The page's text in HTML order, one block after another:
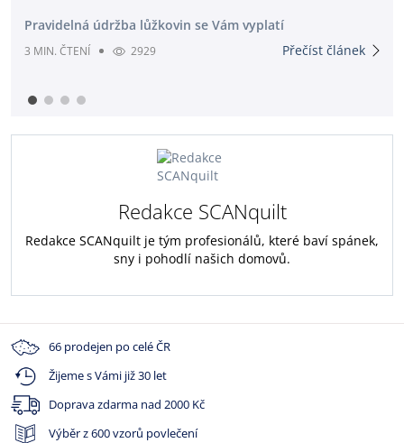
Pravidelná údržba lůžkovin se Vám vyplatí
3 MIN. ČTENÍ 2929 Přečíst článek
Redakce SCANquilt
Redakce SCANquilt je tým profesionálů, které baví spánek,
sny i pohodlí našich domovů.
66 prodejen po celé ČR
Žijeme s Vámi již 30 let
Doprava zdarma nad 2000 Kč
Výběr z 600 vzorů povlečení